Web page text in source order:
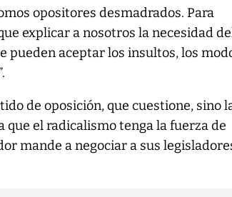
opositores desmadrados. Para
explicar a nosotros la necesidad
pueden aceptar los insultos, los
de oposición, que cuestione, sino
que el radicalismo tenga la fuerza de
mande a negociar a sus